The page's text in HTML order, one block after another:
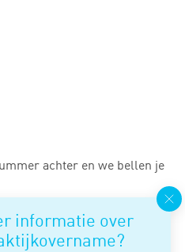
informatie over
achter en we bellen je